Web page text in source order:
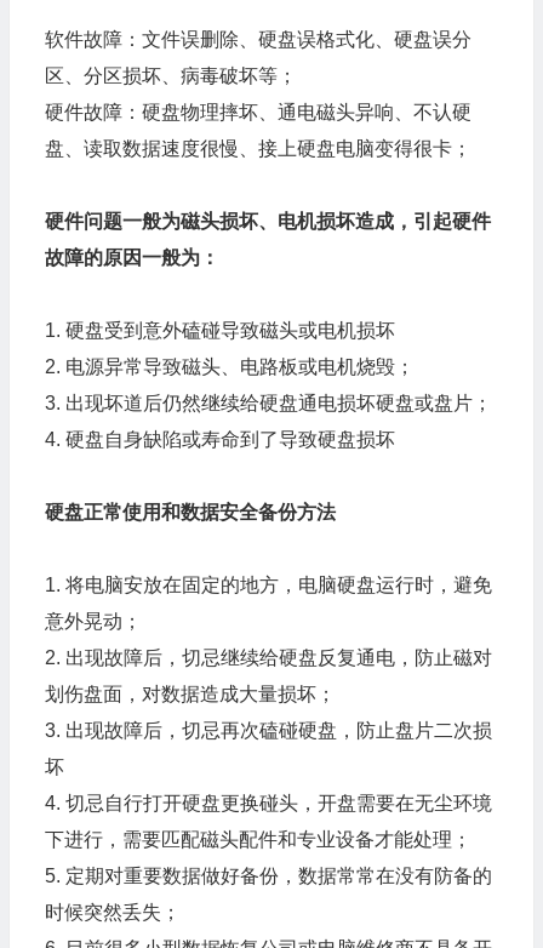
软件故障：文件误删除、硬盘误格式化、硬盘误分
区、分区损坏、病毒破坏等；
硬件故障：硬盘物理摔坏、通电磁头异响、不认硬
盘、读取数据速度很慢、接上硬盘电脑变得很卡；
硬件问题一般为磁头损坏、电机损坏造成，引起硬件
故障的原因一般为：
1. 硬盘受到意外磕碰导致磁头或电机损坏
2. 电源异常导致磁头、电路板或电机烧毁；
3. 出现坏道后仍然继续给硬盘通电损坏硬盘或盘片；
4. 硬盘自身缺陷或寿命到了导致硬盘损坏
硬盘正常使用和数据安全备份方法
1. 将电脑安放在固定的地方，电脑硬盘运行时，避免
意外晃动；
2. 出现故障后，切忌继续给硬盘反复通电，防止磁对
划伤盘面，对数据造成大量损坏；
3. 出现故障后，切忌再次磕碰硬盘，防止盘片二次损
坏
4. 切忌自行打开硬盘更换碰头，开盘需要在无尘环境
下进行，需要匹配磁头配件和专业设备才能处理；
5. 定期对重要数据做好备份，数据常常在没有防备的
时候突然丢失；